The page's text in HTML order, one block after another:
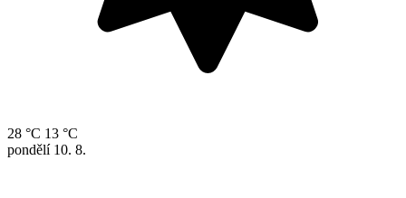
28 °C 13 °C
pondělí 10. 8.